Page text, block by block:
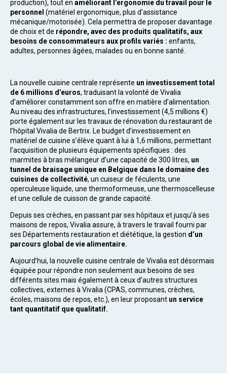
production), tout en améliorant l’ergonomie du travail pour le
personnel (matériel ergonomique, plus d’assistance
mécanique/motorisée). Cela permettra de proposer davantage
de choix et de répondre, avec des produits qualitatifs, aux
besoins de consommateurs aux profils variés : enfants,
adultes, personnes âgées, malades ou en bonne santé.
La nouvelle cuisine centrale représente un investissement total
de 6 millions d’euros, traduisant la volonté de Vivalia
d’améliorer constamment son offre en matière d’alimentation.
Au niveau des infrastructures, l’investissement (4,5 millions €)
porte également sur les travaux de rénovation du restaurant de
l’hôpital Vivalia de Bertrix. Le budget d’investissement en
matériel de cuisine s’élève quant à lui à 1,6 millions, permettant
l’acquisition de plusieurs équipements spécifiques : des
marmites à bras mélangeur d’une capacité de 300 litres, un
tunnel de braisage unique en Belgique dans le domaine des
cuisines de collectivité, un cuiseur de féculents, une
operculeuse liquide, une thermoformeuse, une thermoscelleuse
et une cellule de cuisson de grande capacité.
Depuis ses crèches, en passant par ses hôpitaux et jusqu’à ses
maisons de repos, Vivalia assure, à travers le travail fourni par
ses Départements restauration et diététique, la gestion d’un
parcours global de vie alimentaire.
Aujourd’hui, la nouvelle cuisine centrale de Vivalia est désormais
équipée pour répondre non seulement aux besoins de ses
différents sites mais également à ceux d’autres structures
collectives, externes à Vivalia (CPAS, communes, crèches,
écoles, maisons de repos, etc.), en leur proposant un service
tant quantitatif que qualitatif.